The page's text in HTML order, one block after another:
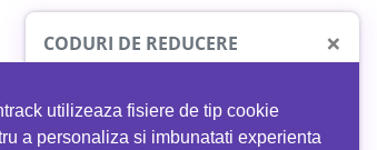
utilizeaza fisiere de tip cookie
a personaliza si imbunatati experienta
CODURI DE REDUCERE ×
MYPROTEIN